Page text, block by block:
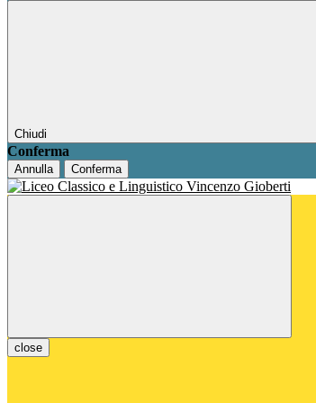
Chiudi
Conferma
Annulla Conferma
close